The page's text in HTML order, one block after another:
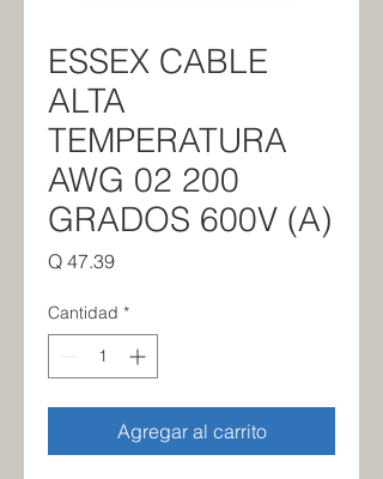
ESSEX CABLE
ALTA
TEMPERATURA
AWG 02 200
GRADOS 600V (A)
Q 47.39Precio
Cantidad *
Agregar al carrito